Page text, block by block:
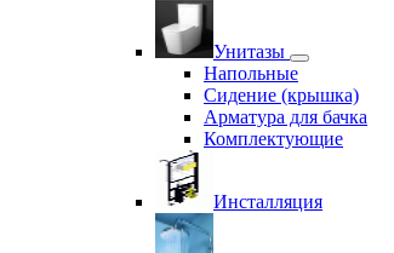
Унитазы
Напольные
Сидение (крышка)
Арматура для бачка
Комплектующие
Инсталляция